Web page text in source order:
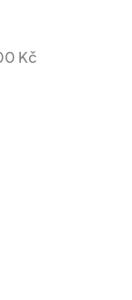
Kč